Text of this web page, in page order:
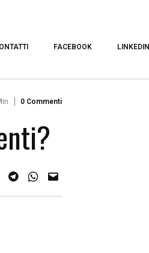
FACEBOOK LINKEDIN
0 Commenti